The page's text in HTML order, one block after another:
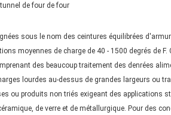
tunnel de four de four
sous le nom des ceintures équilibrées
moyennes de charge de 40 - 1500 degrés de F.
des beaucoup traitement des denrées
lourdes au-dessus de grandes largeurs ou
ou produits non triés exigeant des applications
de verre et de métallurgique. Pour des